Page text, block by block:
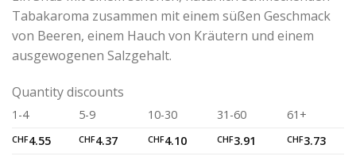
Tabakaroma zusammen mit einem süßen Geschmack
von Beeren, einem Hauch von Kräutern und einem
ausgewogenen Salzgehalt.
Quantity discounts
1-4 5-9 10-30 31-60 61+
CHF4.55 CHF4.37 CHF4.10 CHF3.91 CHF3.73